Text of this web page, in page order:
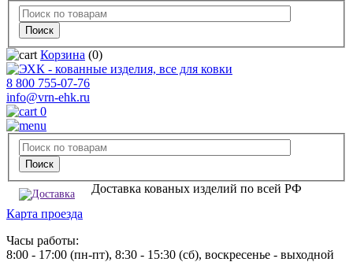
Корзина (0)
8 800 755-07-76
info@vrn-ehk.ru
0
Доставка кованых изделий по всей РФ
Карта проезда
Часы работы:
8:00 - 17:00 (пн-пт), 8:30 - 15:30 (сб), воскресенье - выходной